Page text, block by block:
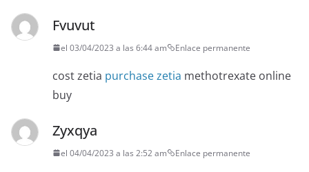
Fvuvut
el 03/04/2023 a las 6:44 am Enlace permanente
cost zetia purchase zetia methotrexate online
buy
Zyxqya
el 04/04/2023 a las 2:52 am Enlace permanente